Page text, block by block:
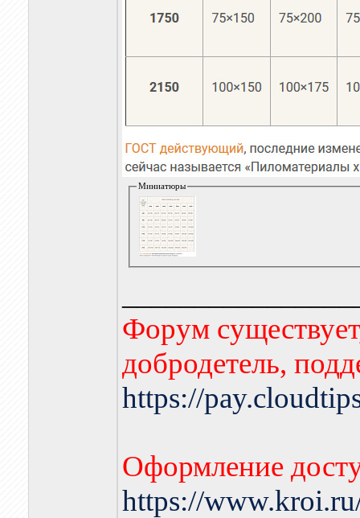
Миниатюры
Форум
добродетель,
https://
Оформление
https://